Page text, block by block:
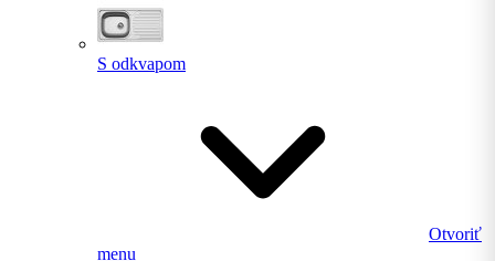
S odkvapom
Otvoriť
menu